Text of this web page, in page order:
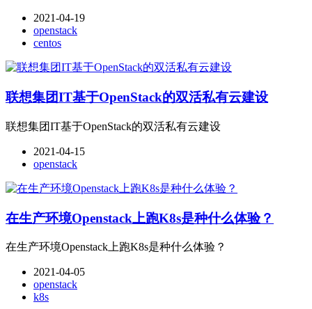
2021-04-19
openstack
centos
联想集团IT基于OpenStack的双活私有云建设
联想集团IT基于OpenStack的双活私有云建设
2021-04-15
openstack
在生产环境Openstack上跑K8s是种什么体验？
在生产环境Openstack上跑K8s是种什么体验？
2021-04-05
openstack
k8s